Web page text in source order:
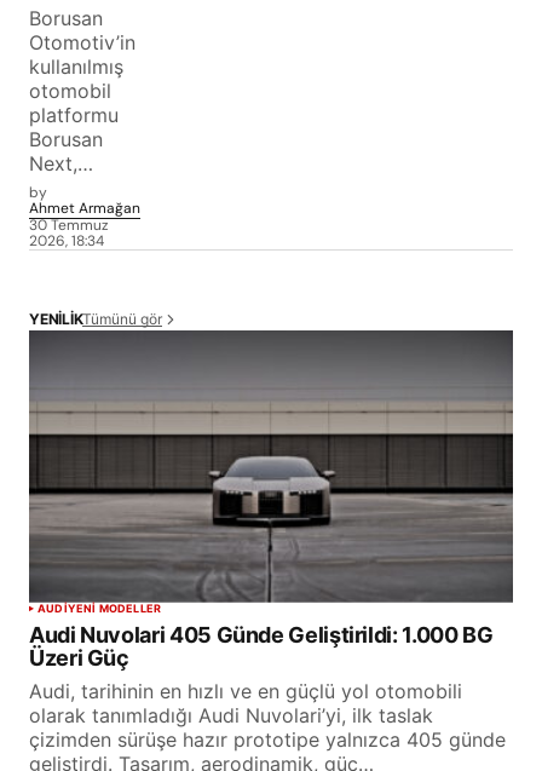
Borusan
Otomotiv’in
kullanılmış
otomobil
platformu
Borusan
Next,…
by
Ahmet Armağan
30 Temmuz
2026, 18:34
YENİLİKTümünü gör
AUDIYENİ MODELLER
Audi Nuvolari 405 Günde Geliştirildi: 1.000 BG
Üzeri Güç
Audi, tarihinin en hızlı ve en güçlü yol otomobili
olarak tanımladığı Audi Nuvolari’yi, ilk taslak
çizimden sürüşe hazır prototipe yalnızca 405 günde
geliştirdi. Tasarım, aerodinamik, güç…